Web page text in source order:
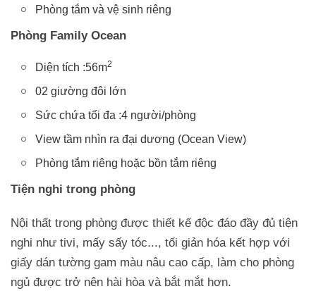
Phòng tắm và vệ sinh riêng
Phòng Family Ocean
Diện tích :56m2
02 giường đôi lớn
Sức chứa tối đa :4 người/phòng
View tầm nhìn ra đại dương (Ocean View)
Phòng tắm riêng hoặc bồn tắm riêng
Tiện nghi trong phòng
Nội thất trong phòng được thiết kế độc đáo đầy đủ tiện
nghi như tivi, mấy sấy tóc..., tối giản hóa kết hợp với
giấy dán tường gam màu nâu cao cấp, làm cho phòng
ngủ được trở nên hài hòa và bắt mắt hơn.